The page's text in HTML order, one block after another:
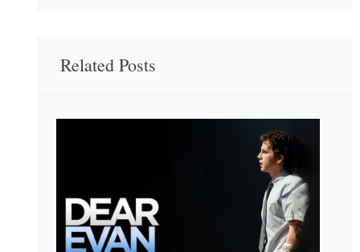
Related Posts